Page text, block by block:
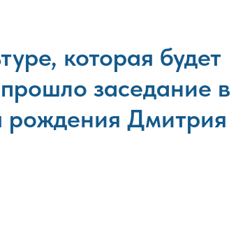
которая будет
заседание в
рождения Дмитрия